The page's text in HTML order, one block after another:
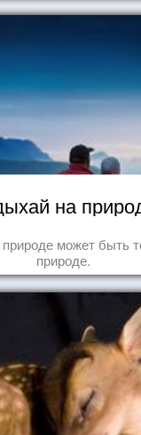
на
может быть
природе.